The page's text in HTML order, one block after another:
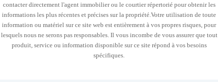
contacter directement l'agent immobilier ou le courtier répertorié pour obtenir les
informations les plus récentes et précises sur la propriété.Votre utilisation de toute
information ou matériel sur ce site web est entièrement à vos propres risques, pour
lesquels nous ne serons pas responsables. Il vous incombe de vous assurer que tout
produit, service ou information disponible sur ce site répond à vos besoins
spécifiques.